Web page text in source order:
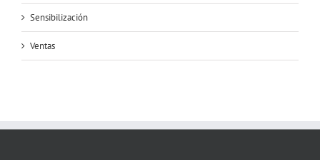
Sensibilización
Ventas